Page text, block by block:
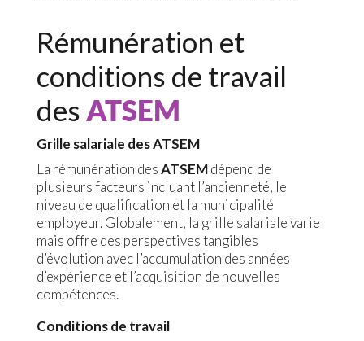
Rémunération et
conditions de travail
des ATSEM
Grille salariale des ATSEM
La rémunération desATSEMdépend de
plusieurs facteurs incluant l’ancienneté, le
niveau de qualification et la municipalité
employeur. Globalement, la grille salariale varie
mais offre des perspectives tangibles
d’évolution avec l’accumulation des années
d’expérience et l’acquisition de nouvelles
compétences.
Conditions de travail